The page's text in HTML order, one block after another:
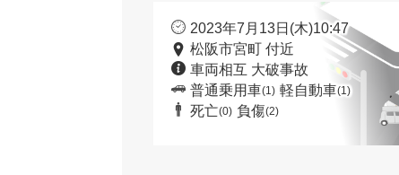
2023年7月13日(木)10:47
松阪市宮町 付近
車両相互 大破事故
普通乗用車(1) 軽自動車(1)
死亡(0) 負傷(2)